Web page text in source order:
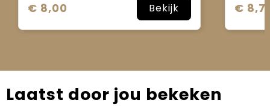
€ 8,00 Bekijk €
Laatst door jou bekeken